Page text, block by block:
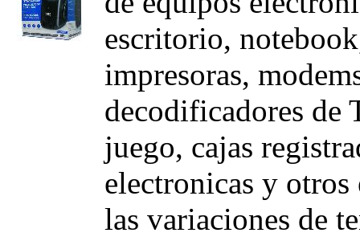
escritorio,
impresoras,
decodificadores de
juego, cajas
electronicas y otros
las variaciones de